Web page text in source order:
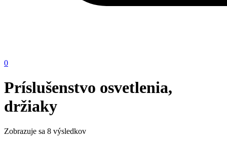
0
Príslušenstvo osvetlenia,
držiaky
Zobrazuje sa 8 výsledkov